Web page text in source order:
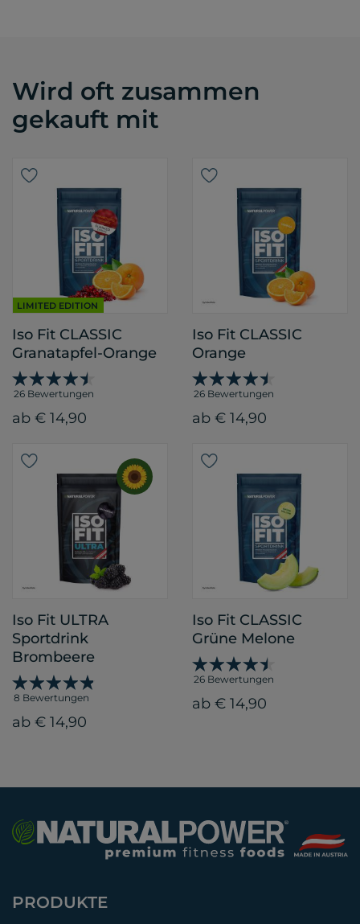
Wird oft zusammen
gekauft mit
LIMITED EDITION
Iso Fit CLASSIC
Granatapfel-Orange
26 Bewertungen
ab € 14,90
Iso Fit CLASSIC
Orange
26 Bewertungen
ab € 14,90
Iso Fit ULTRA
Sportdrink
Brombeere
8 Bewertungen
ab € 14,90
Iso Fit CLASSIC
Grüne Melone
26 Bewertungen
ab € 14,90
PRODUKTE